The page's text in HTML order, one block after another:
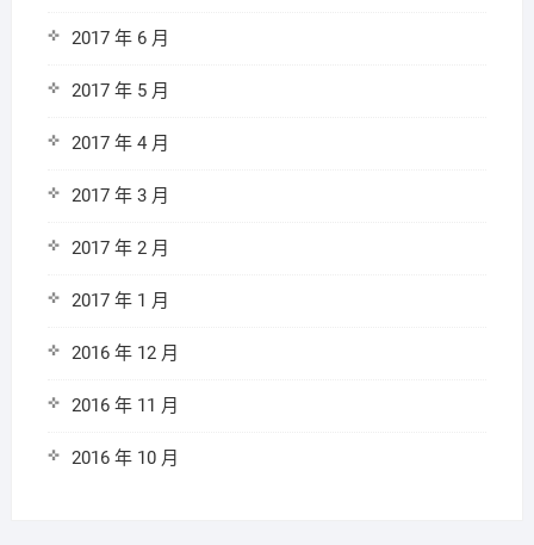
2017 年 6 月
2017 年 5 月
2017 年 4 月
2017 年 3 月
2017 年 2 月
2017 年 1 月
2016 年 12 月
2016 年 11 月
2016 年 10 月